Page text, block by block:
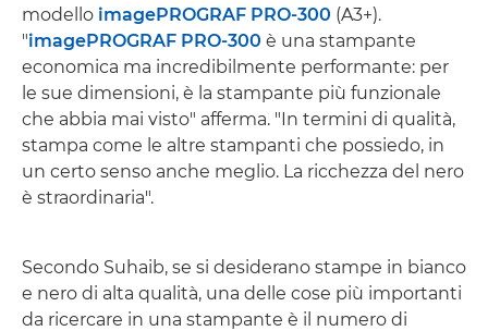
modello imagePROGRAF PRO-300 (A3+).
"imagePROGRAF PRO-300 è una stampante
economica ma incredibilmente performante: per
le sue dimensioni, è la stampante più funzionale
che abbia mai visto" afferma. "In termini di qualità,
stampa come le altre stampanti che possiedo, in
un certo senso anche meglio. La ricchezza del nero
è straordinaria".
Secondo Suhaib, se si desiderano stampe in bianco
e nero di alta qualità, una delle cose più importanti
da ricercare in una stampante è il numero di